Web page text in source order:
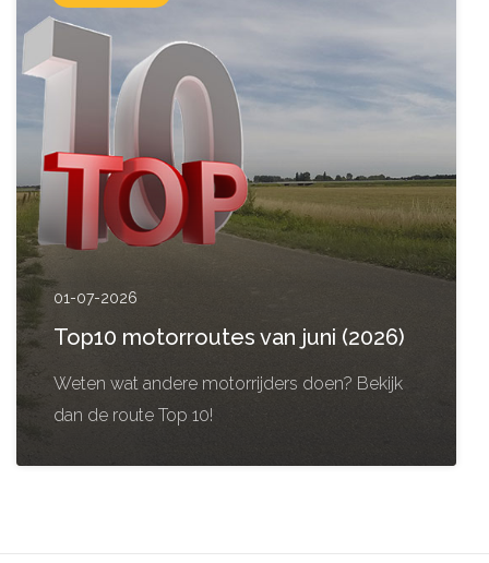
01-07-2026
Top10 motorroutes van juni (2026)
Weten wat andere motorrijders doen? Bekijk
dan de route Top 10!